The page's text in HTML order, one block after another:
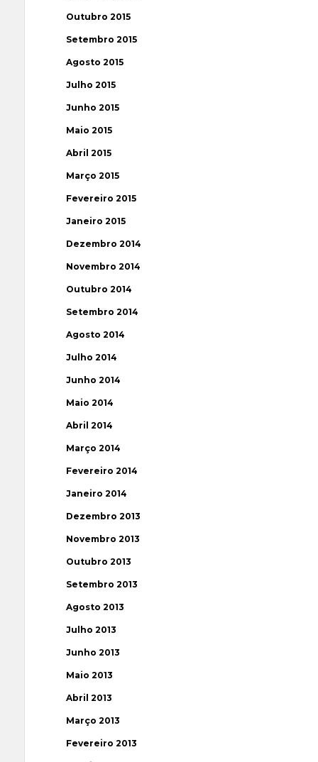
Outubro 2015
Setembro 2015
Agosto 2015
Julho 2015
Junho 2015
Maio 2015
Abril 2015
Março 2015
Fevereiro 2015
Janeiro 2015
Dezembro 2014
Novembro 2014
Outubro 2014
Setembro 2014
Agosto 2014
Julho 2014
Junho 2014
Maio 2014
Abril 2014
Março 2014
Fevereiro 2014
Janeiro 2014
Dezembro 2013
Novembro 2013
Outubro 2013
Setembro 2013
Agosto 2013
Julho 2013
Junho 2013
Maio 2013
Abril 2013
Março 2013
Fevereiro 2013